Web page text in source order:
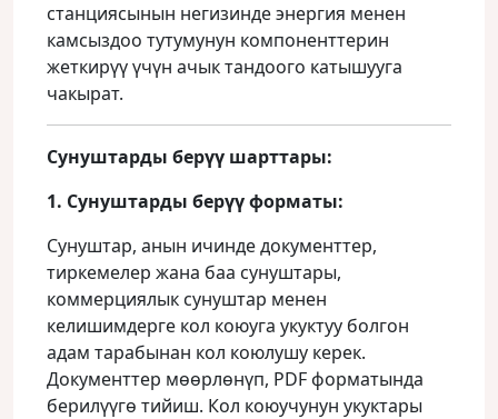
станциясынын негизинде энергия менен
камсыздоо тутумунун компоненттерин
жеткирүү үчүн ачык тандоого катышууга
чакырат.
Сунуштарды берүү шарттары:
1. Сунуштарды берүү форматы:
Сунуштар, анын ичинде документтер,
тиркемелер жана баа сунуштары,
коммерциялык сунуштар менен
келишимдерге кол коюуга укуктуу болгон
адам тарабынан кол коюлушу керек.
Документтер мөөрлөнүп, PDF форматында
берилүүгө тийиш. Кол коюучунун укуктары